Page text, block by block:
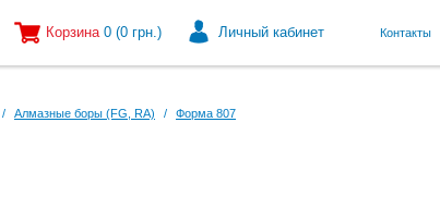
Корзина 0 (0 грн.) Личный кабинет Контакты
/ Алмазные боры (FG, RA) / Форма 807